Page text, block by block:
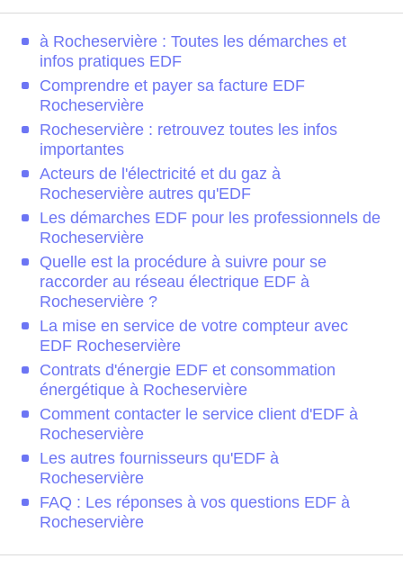
à Rocheservière : Toutes les démarches et
infos pratiques EDF
Comprendre et payer sa facture EDF
Rocheservière
Rocheservière : retrouvez toutes les infos
importantes
Acteurs de l'électricité et du gaz à
Rocheservière autres qu'EDF
Les démarches EDF pour les professionnels de
Rocheservière
Quelle est la procédure à suivre pour se
raccorder au réseau électrique EDF à
Rocheservière ?
La mise en service de votre compteur avec
EDF Rocheservière
Contrats d'énergie EDF et consommation
énergétique à Rocheservière
Comment contacter le service client d'EDF à
Rocheservière
Les autres fournisseurs qu'EDF à
Rocheservière
FAQ : Les réponses à vos questions EDF à
Rocheservière